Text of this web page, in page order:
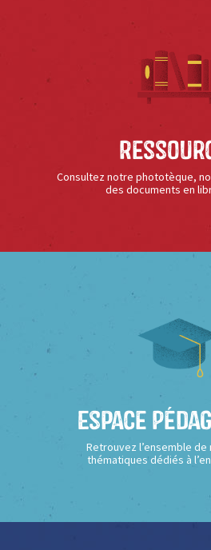
Consultez notre phototèque,
des documents en
Espace
Retrouvez l’ensemble
thématiques dédiés à